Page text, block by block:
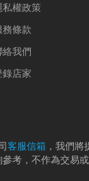
私權政策
務條款
絡我們
錄店家
客服信箱 ，我們
考，不作為交易或